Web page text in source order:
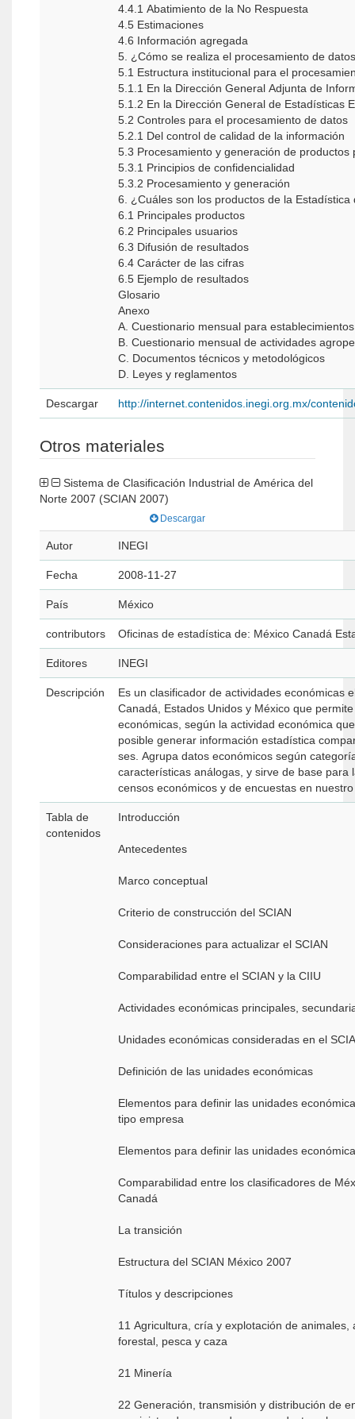
4.4.1 Abatimiento de la No Respuesta
4.5 Estimaciones
4.6 Información agregada
5. ¿Cómo se realiza el procesamiento de
5.1 Estructura institucional para el
5.1.1 En la Dirección General Adjunta de
5.1.2 En la Dirección General de Estadísticas
5.2 Controles para el procesamiento de datos
5.2.1 Del control de calidad de la información
5.3 Procesamiento y generación de
5.3.1 Principios de confidencialidad
5.3.2 Procesamiento y generación
6. ¿Cuáles son los productos de la
6.1 Principales productos
6.2 Principales usuarios
6.3 Difusión de resultados
6.4 Carácter de las cifras
6.5 Ejemplo de resultados
Glosario
Anexo
A. Cuestionario mensual para
B. Cuestionario mensual de actividades
C. Documentos técnicos y metodológicos
D. Leyes y reglamentos
Descargar http://internet.contenidos.inegi.org.mx/
Otros materiales
Norte 2007 (SCIAN 2007)
Descargar
Autor INEGI
Fecha 2008-11-27
País México
contributors Oficinas de estadística de: México Canadá
Editores INEGI
Descripción
Es un clasificador de actividades económicas
Canadá, Estados Unidos y México que
económicas, según la actividad económica
posible generar información estadí­stica
ses. Agrupa datos económicos según
caracterí­sticas análogas, y sirve de base para
censos económicos y de encuestas en
Tabla de
contenidos
Introducción
Antecedentes
Marco conceptual
Criterio de construcción del SCIAN
Consideraciones para actualizar el SCIAN
Comparabilidad entre el SCIAN y la CIIU
Actividades económicas principales,
Unidades económicas consideradas en el
Definición de las unidades económicas
Elementos para definir las unidades
tipo empresa
Elementos para definir las unidades
Comparabilidad entre los clasificadores de
Canadá
La transición
Estructura del SCIAN México 2007
Tí­tulos y descripciones
11 Agricultura, crí­a y explotación de animales,
forestal, pesca y caza
21 Minerí­a
22 Generación, transmisión y distribución de